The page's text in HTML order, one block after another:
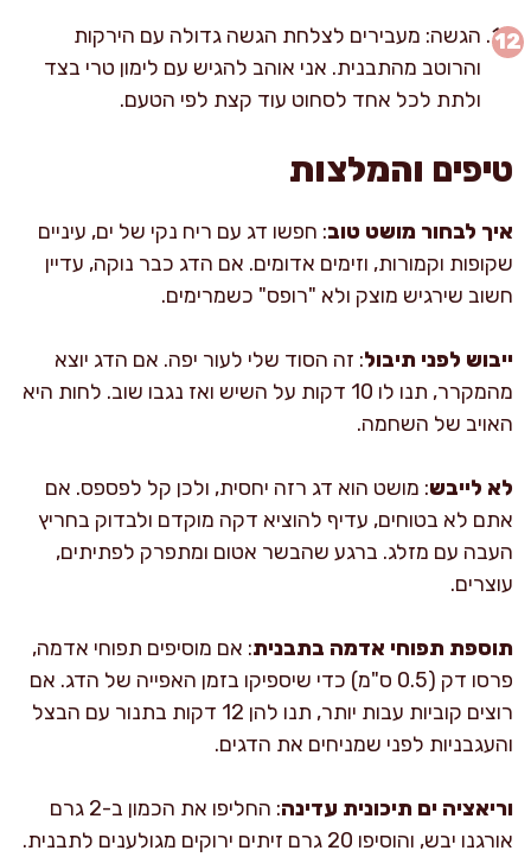
הגשה: מעבירים לצלחת הגשה גדולה עם הירקות
והרוטב מהתבנית. אני אוהב להגיש עם לימון טרי בצד
ולתת לכל אחד לסחוט עוד קצת לפי הטעם.
טיפים והמלצות
איך לבחור מושט טוב: חפשו דג עם ריח נקי של ים, עיניים
שקופות וקמורות, וזימים אדומים. אם הדג כבר נוקה, עדיין
חשוב שירגיש מוצק ולא "רופס" כשמרימים.
ייבוש לפני תיבול: זה הסוד שלי לעור יפה. אם הדג יוצא
מהמקרר, תנו לו 10 דקות על השיש ואז נגבו שוב. לחות היא
האויב של השחמה.
לא לייבש: מושט הוא דג רזה יחסית, ולכן קל לפספס. אם
אתם לא בטוחים, עדיף להוציא דקה מוקדם ולבדוק בחריץ
העבה עם מזלג. ברגע שהבשר אטום ומתפרק לפתיתים,
עוצרים.
תוספת תפוחי אדמה בתבנית: אם מוסיפים תפוחי אדמה,
פרסו דק (0.5 ס"מ) כדי שיספיקו בזמן האפייה של הדג. אם
רוצים קוביות עבות יותר, תנו להן 12 דקות בתנור עם הבצל
והעגבניות לפני שמניחים את הדגים.
וריאציה ים תיכונית עדינה
: החליפו את הכמון ב-2 גרם
אורגנו יבש, והוסיפו 20 גרם זיתים ירוקים מגולענים לתבנית.